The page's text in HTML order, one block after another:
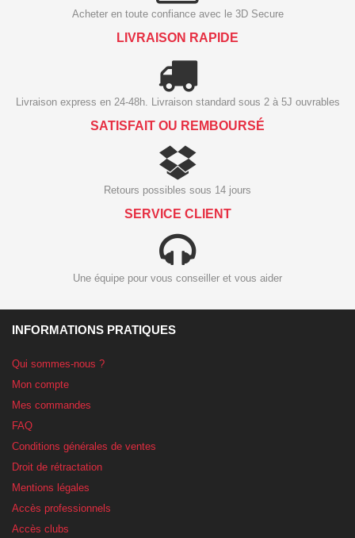
Acheter en toute confiance avec le 3D Secure
LIVRAISON RAPIDE
Livraison express en 24-48h. Livraison standard sous 2 à 5J ouvrables
SATISFAIT OU REMBOURSÉ
Retours possibles sous 14 jours
SERVICE CLIENT
Une équipe pour vous conseiller et vous aider
INFORMATIONS PRATIQUES
Qui sommes-nous ?
Mon compte
Mes commandes
FAQ
Conditions générales de ventes
Droit de rétractation
Mentions légales
Accès professionnels
Accès clubs